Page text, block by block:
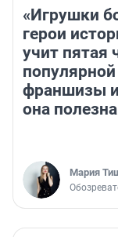
«Игрушки
герои
учит пятая
франшизы
она
Мария